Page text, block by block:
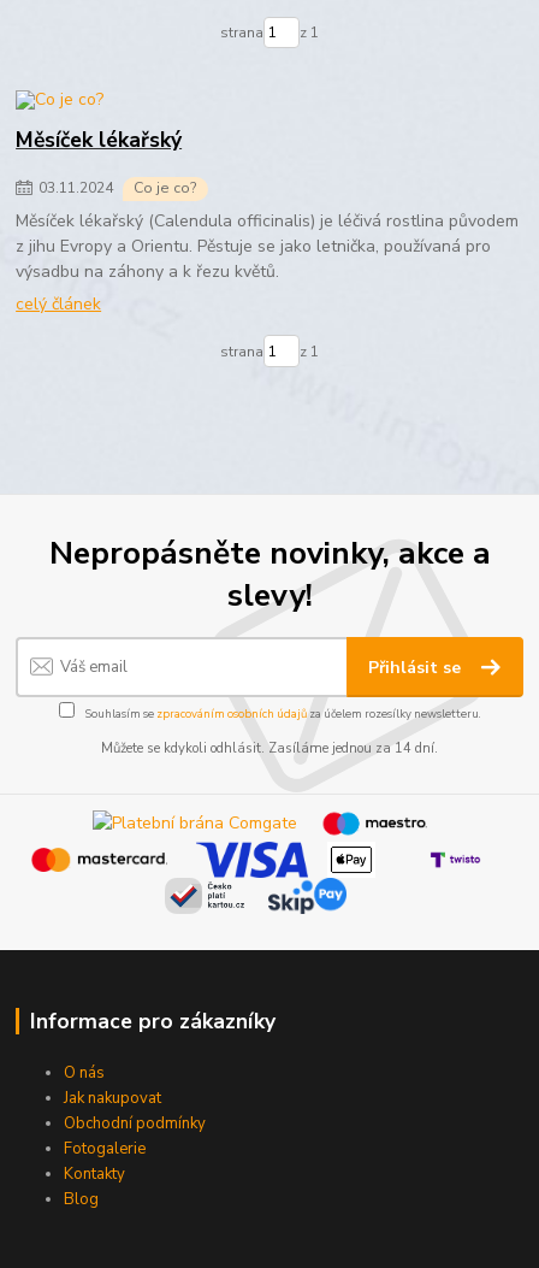
strana z 1
Měsíček lékařský
03.11.2024 Co je co?
Měsíček lékařský (Calendula officinalis) je léčivá rostlina původem
z jihu Evropy a Orientu. Pěstuje se jako letnička, používaná pro
výsadbu na záhony a k řezu květů.
celý článek
strana z 1
Nepropásněte novinky, akce a
slevy!
Přihlásit se
Souhlasím se zpracováním osobních údajůza účelem rozesílky newsletteru.
Můžete se kdykoli odhlásit. Zasíláme jednou za 14 dní.
Informace pro zákazníky
O nás
Jak nakupovat
Obchodní podmínky
Fotogalerie
Kontakty
Blog